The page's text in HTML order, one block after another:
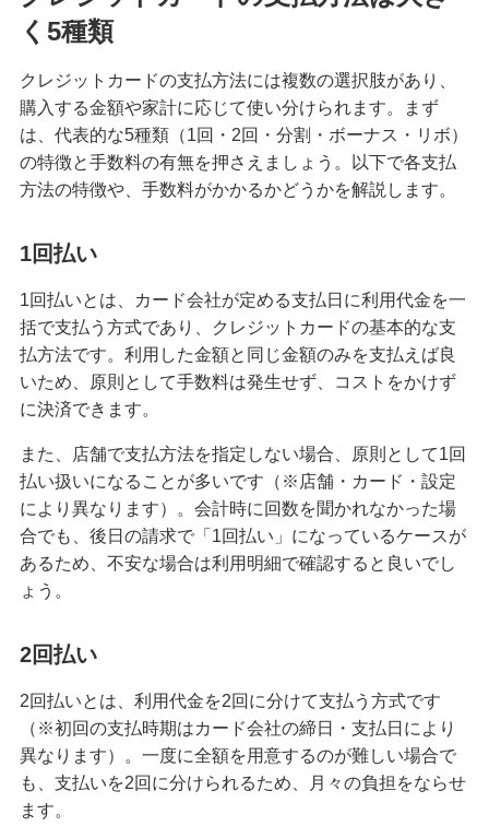
クレジットカードの請求元を調べる方法！明細書
クレジットカードは何歳から申し込みが可能？審
査に不安なときの対処法も紹介
クレジットカードのタッチ決済を分かりやすく解
は？書き方や廃止についても解説
きっぷをクレジットカードで購入する3つの方法！
メリットと注意点も解説
クレジットカードを海外で利用すると手数料はど
のくらいかかる？注意点も紹介
クレジットカードを紛失した！対応方法や再発行
までの手順を解説
効率的な貯め方、使い方を解説
クレジットカードの支払方法には何がある？1回払
いや分割払い等の種類を解説
く5種類
クレジットカードの支払方法には複数の選択肢があり、
購入する金額や家計に応じて使い分けられます。まず
は、代表的な5種類（1回・2回・分割・ボーナス・リボ）
の特徴と手数料の有無を押さえましょう。以下で各支払
方法の特徴や、手数料がかかるかどうかを解説します。
1回払い
1回払いとは、カード会社が定める支払日に利用代金を一
括で支払う方式であり、クレジットカードの基本的な支
払方法です。利用した金額と同じ金額のみを支払えば良
いため、原則として手数料は発生せず、コストをかけず
に決済できます。
また、店舗で支払方法を指定しない場合、原則として1回
払い扱いになることが多いです（※店舗・カード・設定
により異なります）。会計時に回数を聞かれなかった場
合でも、後日の請求で「1回払い」になっているケースが
あるため、不安な場合は利用明細で確認すると良いでし
ょう。
2回払い
2回払いとは、利用代金を2回に分けて支払う方式です
（※初回の支払時期はカード会社の締日・支払日により
異なります）。一度に全額を用意するのが難しい場合で
も、支払いを2回に分けられるため、月々の負担をならせ
ます。